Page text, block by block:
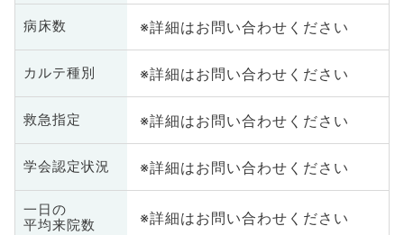
病床数 ※詳細はお問い合わせください
カルテ種別 ※詳細はお問い合わせください
救急指定 ※詳細はお問い合わせください
学会認定状況 ※詳細はお問い合わせください
一日の
平均来院数
※詳細はお問い合わせください